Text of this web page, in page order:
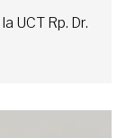
UCT Rp. Dr.